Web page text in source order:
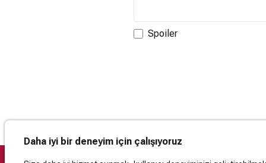
Spoiler
Daha iyi bir deneyim için çalışıyoruz